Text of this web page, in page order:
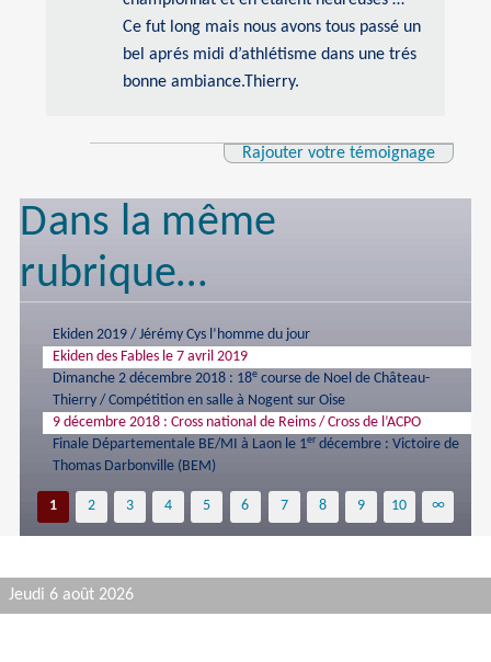
Ce fut long mais nous avons tous passé un
bel aprés midi d’athlétisme dans une trés
bonne ambiance.Thierry.
Rajouter votre témoignage
Dans la même
rubrique…
Ekiden 2019 / Jérémy Cys l’homme du jour
Ekiden des Fables le 7 avril 2019
Dimanche 2 décembre 2018 : 18e course de Noel de Château-
Thierry / Compétition en salle à Nogent sur Oise
9 décembre 2018 : Cross national de Reims / Cross de l’ACPO
Finale Départementale BE/MI à Laon le 1er décembre : Victoire de
Thomas Darbonville (BEM)
1 2 3 4 5 6 7 8 9 10 ∞
Jeudi 6 août 2026